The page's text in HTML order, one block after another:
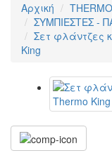
Αρχική
ΣΥΜΠΙΕΣΤΕΣ -
Σετ φλάντζες
King